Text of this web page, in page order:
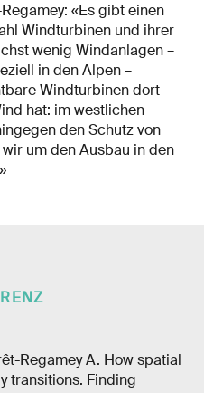
«Es gibt einen
Windturbinen und ihrer
wenig Windanlagen –
in den Alpen –
Windturbinen dort
hat: im westlichen
den Schutz von
um den Ausbau in den
Regamey A. How spatial
transitions. Finding